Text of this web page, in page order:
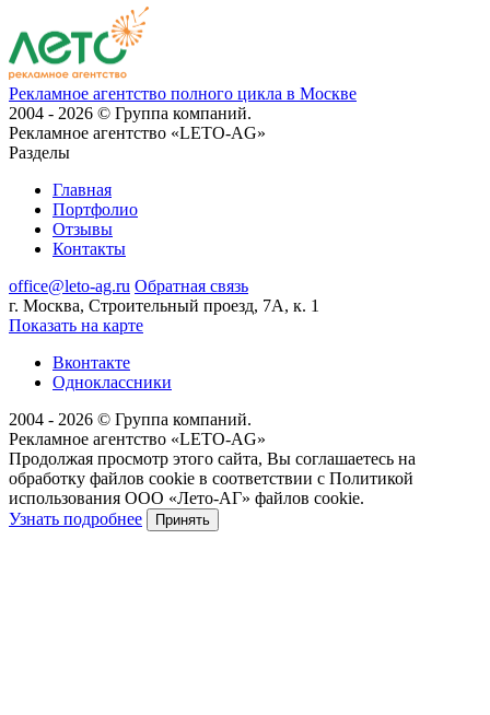
Рекламное агентство полного цикла в Москве
2004 - 2026 © Группа компаний.
Рекламное агентство «LETO-AG»
Разделы
Главная
Портфолио
Отзывы
Контакты
office@leto-ag.ru Обратная связь
г. Москва, Строительный проезд, 7А, к. 1
Показать на карте
Вконтакте
Одноклассники
2004 - 2026 © Группа компаний.
Рекламное агентство «LETO-AG»
Продолжая просмотр этого сайта, Вы соглашаетесь на
обработку файлов cookie в соответствии с Политикой
использования ООО «Лето-АГ» файлов cookie.
Узнать подробнее
Принять